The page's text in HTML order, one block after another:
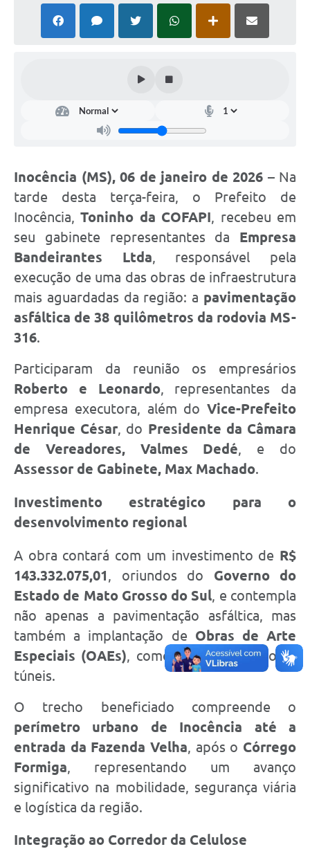
Plano de Capacitação
Cadeia Integrada de Valor
Plano Estratégico
Empresa Inidônea
LGPD - Governo Digital
licenciamento ambiental
Fale conosco
Perguntas e respostas frequentes
Inocência (MS), 06 de janeiro de 2026 – Na
tarde desta terça-feira, o Prefeito de
Inocência,Toninho da COFAPI, recebeu em
seu gabinete representantes da Empresa
Bandeirantes Ltda, responsável pela
execução de uma das obras de infraestrutura
mais aguardadas da região: a pavimentação
asfáltica de 38 quilômetros da rodovia MS-
316.
Participaram da reunião os empresários
Roberto e Leonardo, representantes da
empresa executora, além do Vice-Prefeito
Henrique César, do Presidente da Câmara
de Vereadores, Valmes Dedé, e do
Assessor de Gabinete, Max Machado.
Investimento estratégico para o
desenvolvimento regional
A obra contará com um investimento de R$
143.332.075,01
, oriundos do Governo do
Estado de Mato Grosso do Sul , e contempla
não apenas a pavimentação asfáltica, mas
também a implantação de Obras de Arte
Especiais (OAEs) , como pontes, viadutos e
túneis.
O trecho beneficiado compreende o
perímetro urbano de Inocência até a
entrada da Fazenda Velha , após o Córrego
Formiga , representando um avanço
significativo na mobilidade, segurança viária
e logística da região.
Integração ao Corredor da Celulose